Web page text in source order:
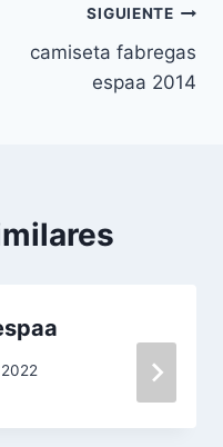
SIGUIENTE
camiseta fabregas
espaa 2014